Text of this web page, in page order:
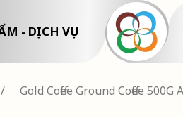
- DỊCH VỤ
/ Gold Coffee Ground Coffee